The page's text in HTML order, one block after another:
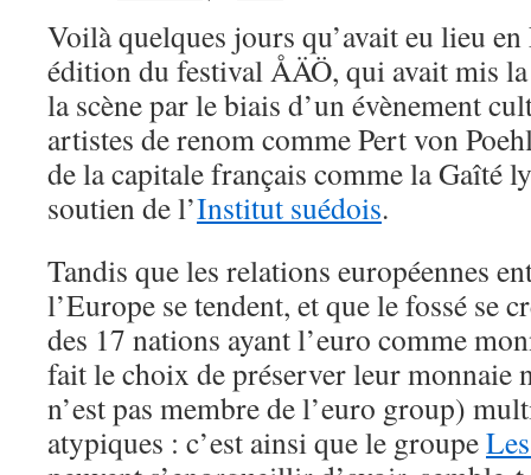
Voilà quelques jours qu’avait eu lieu
édition du festival ÅÄÖ, qui avait mis la
la scène par le biais d’un évènement
artistes de renom comme Pert von
de la capitale français comme la Gaîté
soutien de l’Institut suédois.
Tandis que les relations européennes
l’Europe se tendent, et que le fossé se
des 17 nations ayant l’euro comme
fait le choix de préserver leur monnaie
n’est pas membre de l’euro group)
atypiques : c’est ainsi que le groupe